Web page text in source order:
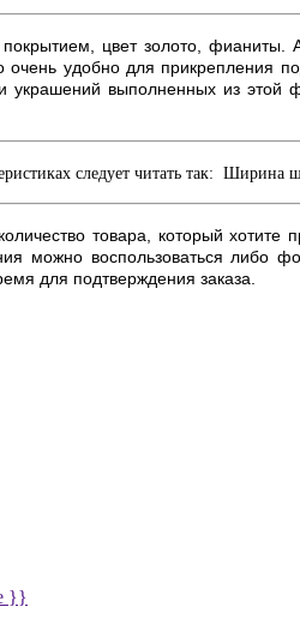
цвет золото, фианиты.
очень удобно для прикрепления
украшений выполненных из
следует читать так:
товара, который
можно воспользоваться либо
для подтверждения заказа.
}}